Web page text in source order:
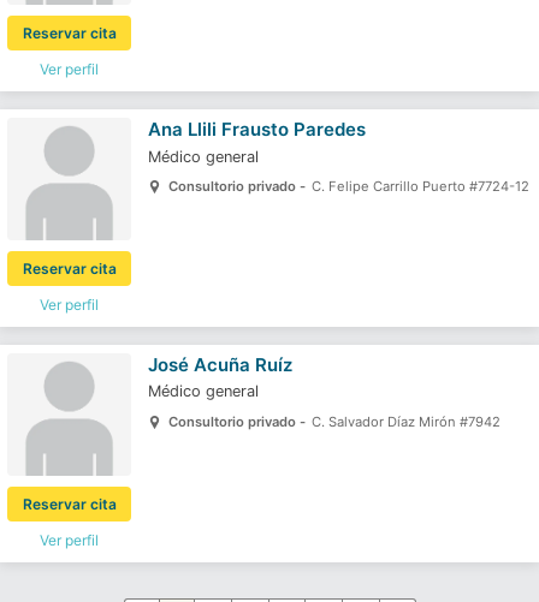
Ver perfil
Reservar cita
Ver perfil
Reservar cita
Ana Llili Frausto Paredes
Médico general
Consultorio privado - C. Felipe Carrillo Puerto #7724-12
Ver perfil
Reservar cita
José Acuña Ruíz
Médico general
Consultorio privado - C. Salvador Díaz Mirón #7942